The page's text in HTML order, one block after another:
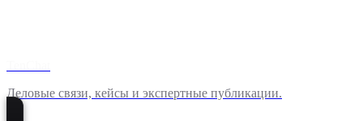
Деловые связи, кейсы и экспертные публикации.